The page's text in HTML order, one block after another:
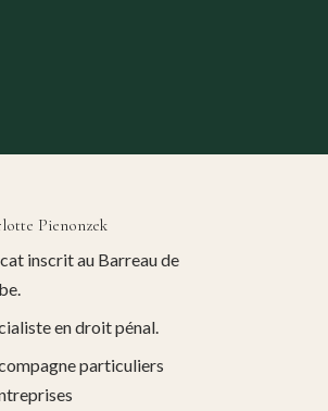
Pienonzek
inscrit au Barreau de
en droit pénal.
particuliers